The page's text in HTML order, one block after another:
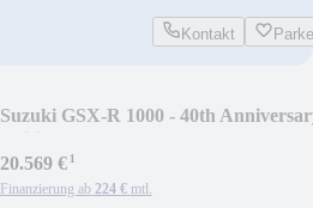
Kontakt
Suzuki GSX-R 1000 - 40th
20.569 €¹
Finanzierung ab 224 € mtl.